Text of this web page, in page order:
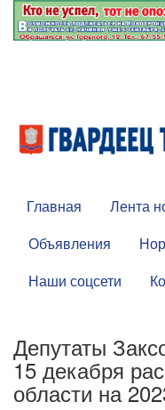
Главная Лента
Объявления
Наши соцсети
Депутаты
15 декабря
области на